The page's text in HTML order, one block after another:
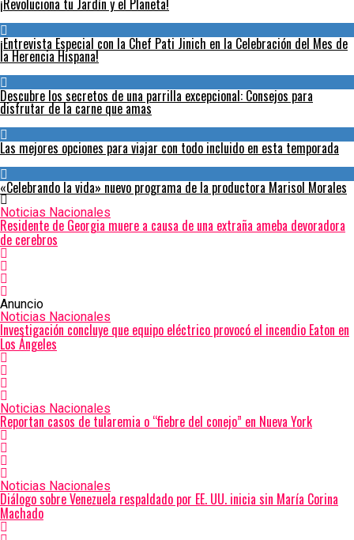
¡Revoluciona tu Jardín y el Planeta!
¡Entrevista Especial con la Chef Pati Jinich en la Celebración del Mes de
la Herencia Hispana!
Descubre los secretos de una parrilla excepcional: Consejos para
disfrutar de la carne que amas
Las mejores opciones para viajar con todo incluido en esta temporada
«Celebrando la vida» nuevo programa de la productora Marisol Morales
Noticias Nacionales
Residente de Georgia muere a causa de una extraña ameba devoradora
de cerebros
Anuncio
Noticias Nacionales
Investigación concluye que equipo eléctrico provocó el incendio Eaton en
Los Ángeles
Noticias Nacionales
Reportan casos de tularemia o “fiebre del conejo” en Nueva York
Noticias Nacionales
Diálogo sobre Venezuela respaldado por EE. UU. inicia sin María Corina
Machado